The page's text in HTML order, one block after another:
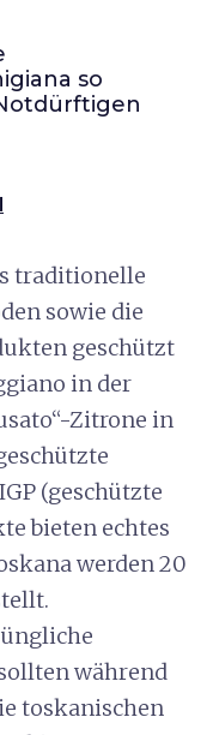
so
traditionelle
sowie die
geschützt
in der
Zitrone in
(geschützte
bieten echtes
werden 20
während
toskanischen